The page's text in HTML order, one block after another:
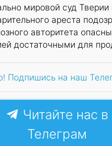
мировой суд
ареста
авторитета
достаточными для
Подпишись на наш
Читайте нас в
Телеграм